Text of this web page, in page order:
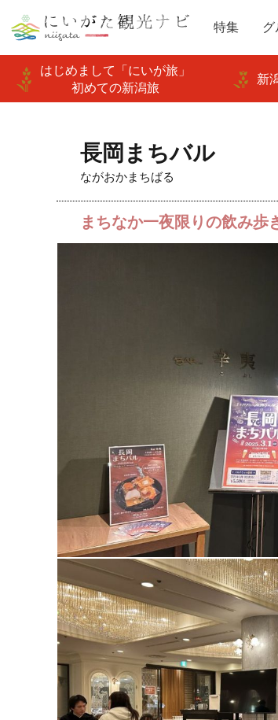
特集 グ
はじめまして「にいが旅」
初めての新潟旅
新
長岡まちバル
ながおかまちばる
まちなか一夜限りの飲み歩